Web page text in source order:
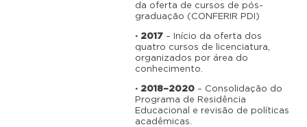
da oferta de cursos de pós-
graduação (CONFERIR PDI)
· 2017 – Início da oferta dos
quatro cursos de licenciatura,
organizados por área do
conhecimento.
· 2018–2020 – Consolidação do
Programa de Residência
Educacional e revisão de políticas
acadêmicas.